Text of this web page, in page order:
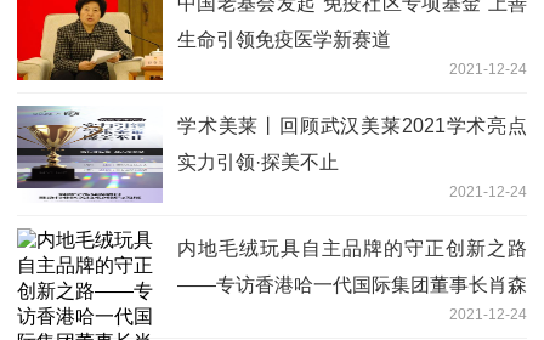
生命引领免疫医学新赛道
2021-12-24
学术美莱丨回顾武汉美莱2021学术亮点
实力引领·探美不止
2021-12-24
内地毛绒玩具自主品牌的守正创新之路
——专访香港哈一代国际集团董事长肖森
2021-12-24